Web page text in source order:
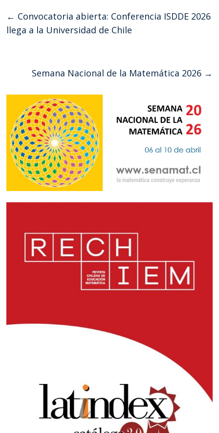
← Convocatoria abierta: Conferencia ISDDE 2026
llega a la Universidad de Chile
Semana Nacional de la Matemática 2026 →